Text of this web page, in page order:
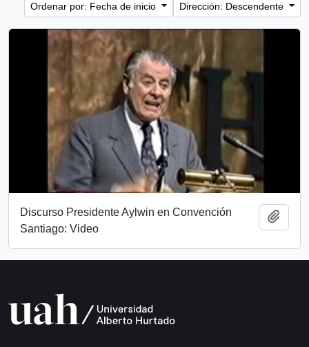
Ordenar por: Fecha de inicio
Dirección: Descendente
Discurso Presidente Aylwin en Convención
Santiago: Video